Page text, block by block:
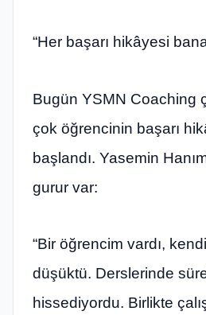
“Her başarı hikâyesi
Bugün YSMN Coaching
çok öğrencinin başarı
başlandı. Yasemin
gurur var:
“Bir öğrencim vardı,
düşüktü. Derslerinde
hissediyordu. Birlikte